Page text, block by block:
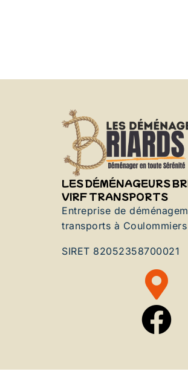
LES DÉMÉNAGEURS
VIRF TRANSPORTS
Entreprise de
transports à
SIRET 82052358700021